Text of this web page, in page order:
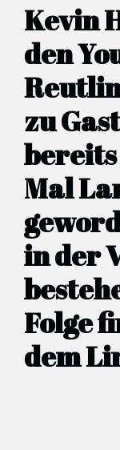
Kevin
den
zu
Mal
in der
Folge
dem